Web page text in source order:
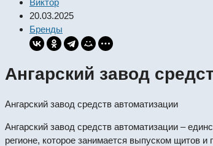
Виктор
20.03.2025
Бренды
Ангарский завод
Ангарский завод средств автоматизации
Ангарский завод средств автоматизации –
регионе, которое занимается выпуском щитов